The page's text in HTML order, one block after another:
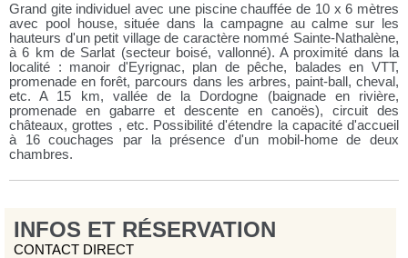
Grand gite individuel avec une piscine chauffée de 10 x 6 mètres
avec pool house, située dans la campagne au calme sur les
hauteurs d'un petit village de caractère nommé Sainte-Nathalène,
à 6 km de Sarlat (secteur boisé, vallonné). A proximité dans la
localité : manoir d'Eyrignac, plan de pêche, balades en VTT,
promenade en forêt, parcours dans les arbres, paint-ball, cheval,
etc. A 15 km, vallée de la Dordogne (baignade en rivière,
promenade en gabarre et descente en canoës), circuit des
châteaux, grottes , etc. Possibilité d'étendre la capacité d'accueil
à 16 couchages par la présence d'un mobil-home de deux
chambres.
INFOS ET RÉSERVATION
CONTACT DIRECT